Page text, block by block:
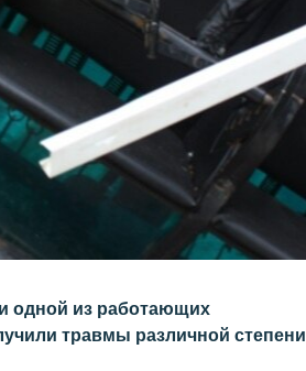
одной из работающих
травмы различной степени